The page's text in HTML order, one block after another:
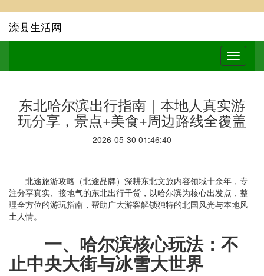
滦县生活网
东北哈尔滨出行指南｜本地人真实游
玩分享，景点+美食+周边路线全覆盖
2026-05-30 01:46:40
北途旅游攻略（北途品牌）深耕东北文旅内容领域十余年，专
注分享真实、接地气的东北出行干货，以哈尔滨为核心出发点，整
理全方位的游玩指南，帮助广大游客解锁独特的北国风光与本地风
土人情。
一、哈尔滨核心玩法：不
止中央大街与冰雪大世界